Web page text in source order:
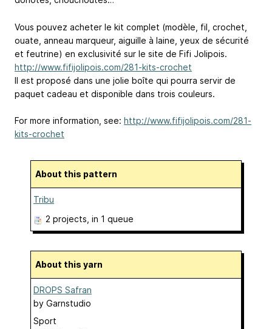
Vous pouvez acheter le kit complet (modèle, fil, crochet,
ouate, anneau marqueur, aiguille à laine, yeux de sécurité
et feutrine) en exclusivité sur le site de Fifi Jolipois.
http://www.fifijolipois.com/281-kits-crochet
Il est proposé dans une jolie boîte qui pourra servir de
paquet cadeau et disponible dans trois couleurs.
For more information, see: http://www.fifijolipois.com/281-
kits-crochet
About this pattern
Tribu
2 projects , in 1 queue
About this yarn
DROPS Safran
by Garnstudio
Sport